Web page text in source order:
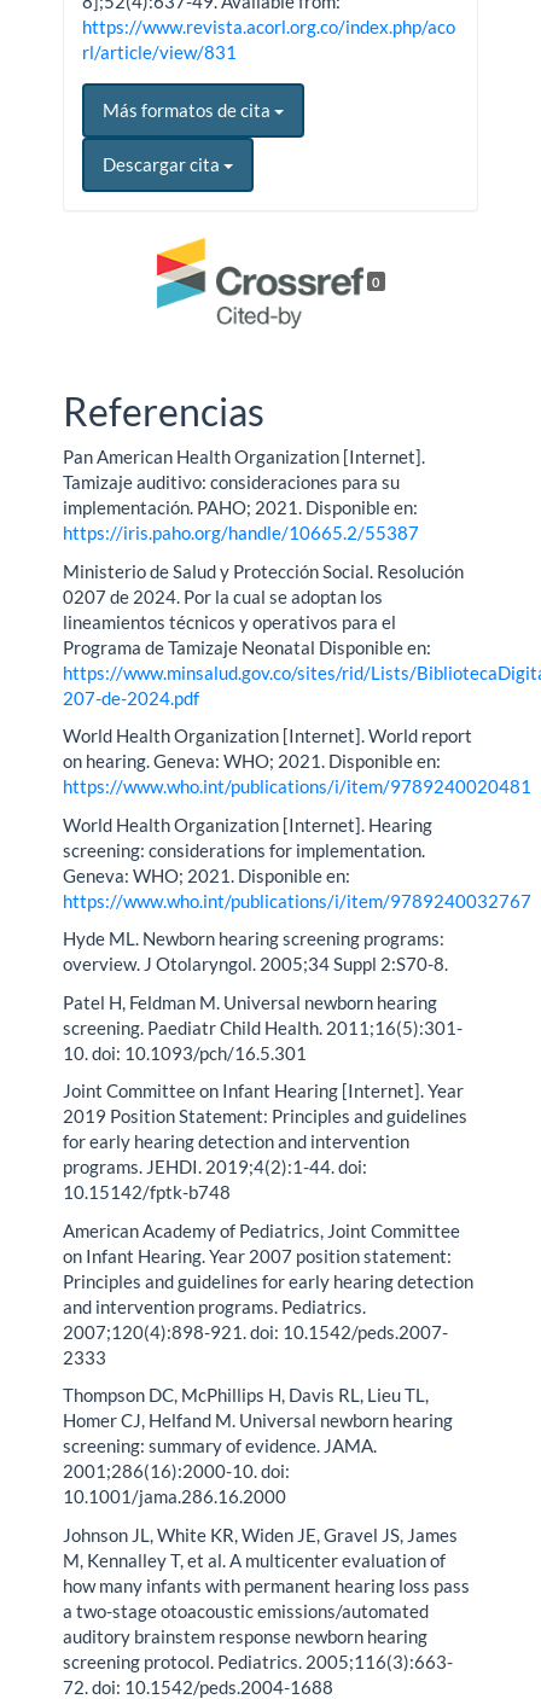
https://www.revista.acorl.org.co/index.php/aco
rl/article/view/831
Más formatos de cita
Descargar cita
0
Referencias
Pan American Health Organization [Internet].
Tamizaje auditivo: consideraciones para su
implementación. PAHO; 2021. Disponible en:
https://iris.paho.org/handle/10665.2/55387
Ministerio de Salud y Protección Social. Resolución
0207 de 2024. Por la cual se adoptan los
lineamientos técnicos y operativos para el
Programa de Tamizaje Neonatal Disponible en:
https://www.minsalud.gov.co/sites/rid/Lists/
207-de-2024.pdf
World Health Organization [Internet]. World report
on hearing. Geneva: WHO; 2021. Disponible en:
https://www.who.int/publications/i/item/9789240020481
World Health Organization [Internet]. Hearing
screening: considerations for implementation.
Geneva: WHO; 2021. Disponible en:
https://www.who.int/publications/i/item/9789240032767
Hyde ML. Newborn hearing screening programs:
overview. J Otolaryngol. 2005;34 Suppl 2:S70-8.
Patel H, Feldman M. Universal newborn hearing
screening. Paediatr Child Health. 2011;16(5):301-
10. doi: 10.1093/pch/16.5.301
Joint Committee on Infant Hearing [Internet]. Year
2019 Position Statement: Principles and guidelines
for early hearing detection and intervention
programs. JEHDI. 2019;4(2):1-44. doi:
10.15142/fptk-b748
American Academy of Pediatrics, Joint Committee
on Infant Hearing. Year 2007 position statement:
Principles and guidelines for early hearing detection
and intervention programs. Pediatrics.
2007;120(4):898-921. doi: 10.1542/peds.2007-
2333
Thompson DC, McPhillips H, Davis RL, Lieu TL,
Homer CJ, Helfand M. Universal newborn hearing
screening: summary of evidence. JAMA.
2001;286(16):2000-10. doi:
10.1001/jama.286.16.2000
Johnson JL, White KR, Widen JE, Gravel JS, James
M, Kennalley T, et al. A multicenter evaluation of
how many infants with permanent hearing loss pass
a two-stage otoacoustic emissions/automated
auditory brainstem response newborn hearing
screening protocol. Pediatrics. 2005;116(3):663-
72. doi: 10.1542/peds.2004-1688